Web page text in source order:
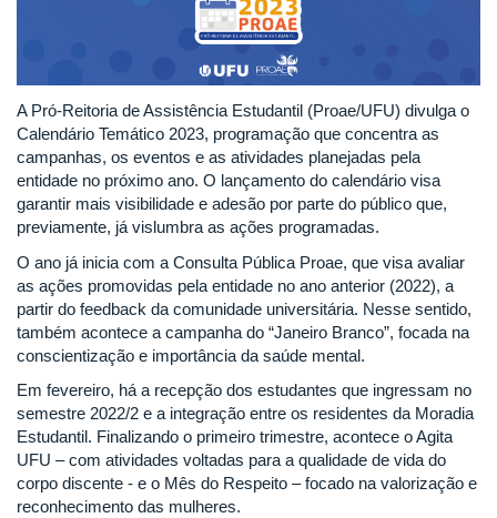
A Pró-Reitoria de Assistência Estudantil (Proae/UFU) divulga o
Calendário Temático 2023, programação que concentra as
campanhas, os eventos e as atividades planejadas pela
entidade no próximo ano. O lançamento do calendário visa
garantir mais visibilidade e adesão por parte do público que,
previamente, já vislumbra as ações programadas.
O ano já inicia com a Consulta Pública Proae, que visa avaliar
as ações promovidas pela entidade no ano anterior (2022), a
partir do feedback da comunidade universitária. Nesse sentido,
também acontece a campanha do “Janeiro Branco”, focada na
conscientização e importância da saúde mental.
Em fevereiro, há a recepção dos estudantes que ingressam no
semestre 2022/2 e a integração entre os residentes da Moradia
Estudantil. Finalizando o primeiro trimestre, acontece o Agita
UFU – com atividades voltadas para a qualidade de vida do
corpo discente - e o Mês do Respeito – focado na valorização e
reconhecimento das mulheres.